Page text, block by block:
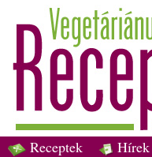
Receptek Hírek